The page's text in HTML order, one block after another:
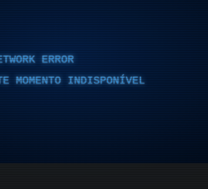
ERROR
MOMENTO INDISPONÍVEL